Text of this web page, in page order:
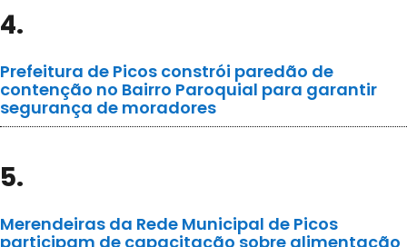
4.
Prefeitura de Picos constrói paredão de
contenção no Bairro Paroquial para garantir
segurança de moradores
5.
Merendeiras da Rede Municipal de Picos
participam de capacitação sobre alimentação